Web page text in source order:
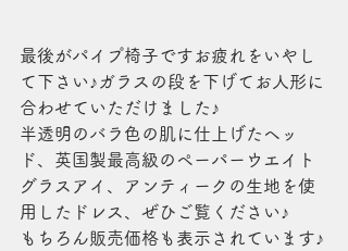
最後がパイプ椅子ですお疲れをいやし
て下さい♪ガラスの段を下げてお人形に
合わせていただけました♪
半透明のバラ色の肌に仕上げたヘッ
ド、英国製最高級のペーパーウエイト
グラスアイ、アンティークの生地を使
用したドレス、ぜひご覧ください♪
もちろん販売価格も表示されています♪